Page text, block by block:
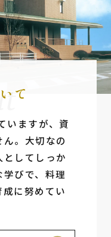
て
いますが、資
。⼤切なの
してしっか
びで、料理
に努めてい